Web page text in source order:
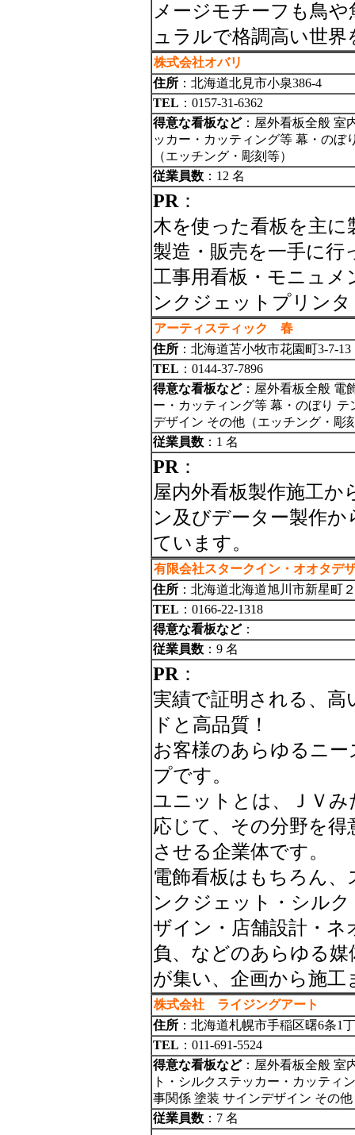
メージモチーフも鳥
ュラルで格調高い世
株式会社オバリ
住所 ：北海道北見市小泉386-4
TEL ：0157-31-6362
得意な看板など：屋外看板全般 室
ッカー・カッティング等 幕・のぼ
（エッチング・彫刻等）
従業員数 ：12 名
PR ：
木を使った看板を主
製造・販売を一手に行
工事用看板・モニュメ
ンクジェットプリン
アーティスティック 春
住所 ：北海道苫小牧市花園町3-7-13
TEL ：0144-37-7896
得意な看板など：屋外看板全般 電
ー・カッティング等 幕・のぼり
デザイン その他（エッチング・彫
従業員数 ：1 名
PR ：
屋内外看板製作施工
ン及びデーター製作
ています。
有限会社スタークイン・オオタデ
住所 ：北海道北海道旭川市新星町
TEL ：0166-22-1318
得意な看板など：
従業員数 ：9 名
PR ：
実績で証明される、
ドと高品質！
お客様のあらゆるニ
プです。
ユニットとは、ＪＶ
応じて、その分野を
させる企業体です。
電飾看板はもちろん
ンクジェット・シル
ザイン・店舗設計・ネ
負、などのあらゆる
が集い、企画から施工
株式会社 ライジングアート
住所 ：北海道札幌市手稲区曙6条1
TEL ：011-691-5524
得意な看板など：屋外看板全般 室
ト・シルクステッカー・カッティ
事関係 塗装 サインデザイン その
従業員数 ：7 名